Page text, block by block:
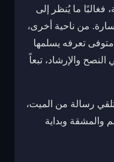
فغالبًا ما يُنظر إلى
من ناحية أخرى،
تعرفه يسلمها
والإرشاد، تبعاً
رسالة من الميت،
والمشقة وبداية